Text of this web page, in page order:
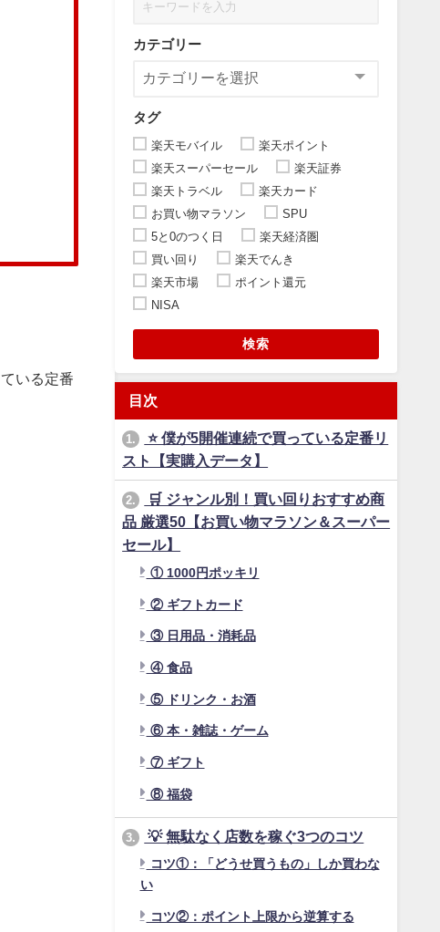
いる定番
カテゴリー
タグ
楽天モバイル
楽天ポイント
楽天スーパーセール
楽天証券
楽天トラベル
楽天カード
お買い物マラソン
SPU
5と0のつく日
楽天経済圏
買い回り
楽天でんき
楽天市場
ポイント還元
NISA
検索
目次
1.
⭐ 僕が5開催連続で買っている定番リ
スト【実購入データ】
2.
🛒 ジャンル別！買い回りおすすめ商
品 厳選50【お買い物マラソン＆スーパー
セール】
① 1000円ポッキリ
② ギフトカード
③ 日用品・消耗品
④ 食品
⑤ ドリンク・お酒
⑥ 本・雑誌・ゲーム
⑦ ギフト
⑧ 福袋
3. 💡 無駄なく店数を稼ぐ3つのコツ
コツ①：「どうせ買うもの」しか買わな
い
コツ②：ポイント上限から逆算する